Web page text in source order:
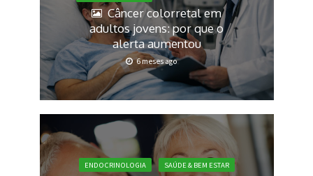
Câncer colorretal em
adultos jovens: por que o
alerta aumentou
6 meses ago
ENDOCRINOLOGIA SAÚDE & BEM ESTAR